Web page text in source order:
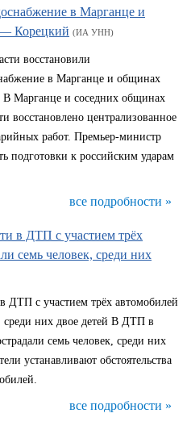
в Марганце и
Корецкий (ИА УНН)
восстановили
в Марганце и общинах
Марганце и соседних общинах
восстановлено централизованное
работ. Премьер-министр
подготовки к российским ударам
все подробности »
в ДТП с участием трёх
семь человек, среди них
ДТП с участием трёх автомобилей
среди них двое детей В ДТП в
семь человек, среди них
устанавливают обстоятельства
все подробности »